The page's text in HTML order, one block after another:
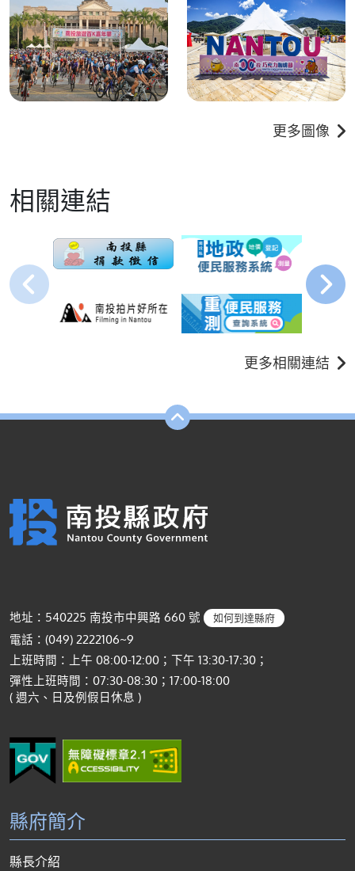
更多圖像
相關連結
更多相關連結
地址：540225 南投市中興路 660 號 如何到達縣府
電話：(049) 2222106~9
上班時間：上午 08:00-12:00；下午 13:30-17:30；
彈性上班時間：07:30-08:30；17:00-18:00
( 週六、日及例假日休息 )
縣府簡介
縣長介紹